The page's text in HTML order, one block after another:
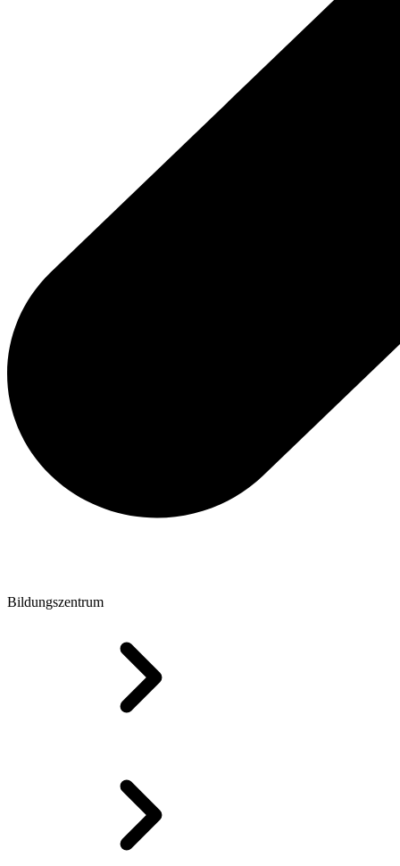
Bildungszentrum